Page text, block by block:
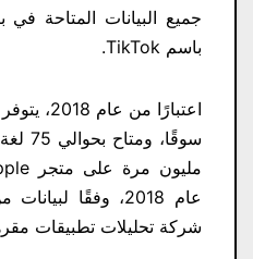
جميع البيانات المتاحة في
باسم TikTok.
شركة تحليلات تطبيقات